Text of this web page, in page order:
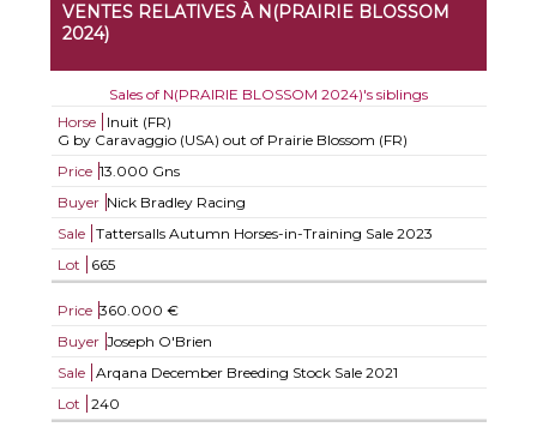
VENTES RELATIVES À N(PRAIRIE BLOSSOM
2024)
Sales of N(PRAIRIE BLOSSOM 2024)'s siblings
Horse
Inuit (FR)
G by Caravaggio (USA) out of Prairie Blossom (FR)
Price 13.000 Gns
Buyer Nick Bradley Racing
Sale
Tattersalls Autumn Horses-in-Training Sale 2023
Lot
665
Price 360.000 €
Buyer Joseph O'Brien
Sale
Arqana December Breeding Stock Sale 2021
Lot
240